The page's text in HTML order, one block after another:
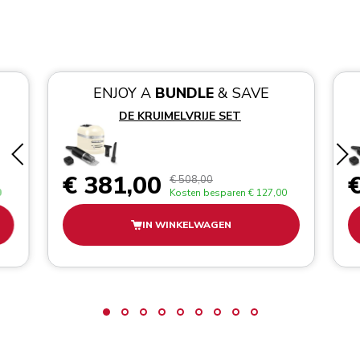
ENJOY A BUNDLE& SAVE
DE KRUIMELVRIJE SET
€ 381,00 € 508,00
Kosten besparen € 127,00
IN WINKELWAGEN